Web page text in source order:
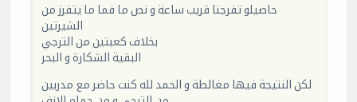
حاصيلو تفرجنا قريب ساعة و نص ما فما ما يتفرز من
الشيرتين
بخلاف كعبتين من الترجي
البقية الشكارة و البحر
لكن النتيجة فيها مغالطة و الحمد لله كنت حاضر مع مدربين